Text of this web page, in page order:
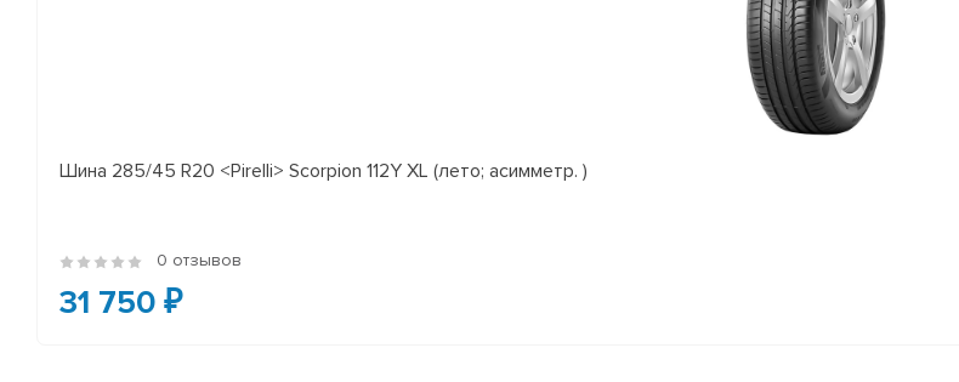
Шина 285/45 R20 <Pirelli> Scorpion 112Y XL (лето; асимметр. )
0 отзывов
31 750 ₽